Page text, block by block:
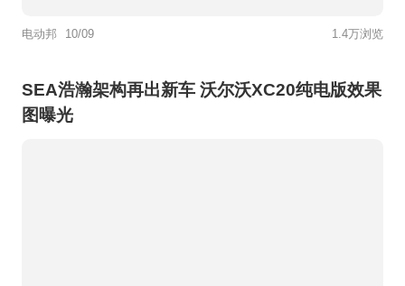
电动邦 10/09 1.4万浏览
SEA浩瀚架构再出新车 沃尔沃XC20纯电版效果
图曝光